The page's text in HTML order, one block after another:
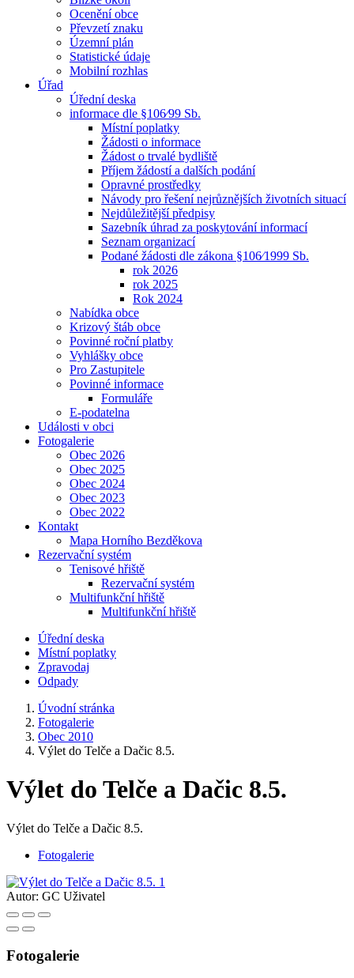
Ocenění obce
Převzetí znaku
Územní plán
Statistické údaje
Mobilní rozhlas
Úřad
Úřední deska
informace dle §106⁄99 Sb.
Místní poplatky
Žádosti o informace
Žádost o trvalé bydliště
Příjem žádostí a dalších podání
Opravné prostředky
Návody pro řešení nejrůznějších životních situací
Nejdůležitější předpisy
Sazebník úhrad za poskytování informací
Seznam organizací
Podané žádosti dle zákona §106⁄1999 Sb.
rok 2026
rok 2025
Rok 2024
Nabídka obce
Krizový štáb obce
Povinné roční platby
Vyhlášky obce
Pro Zastupitele
Povinné informace
Formuláře
E-podatelna
Události v obci
Fotogalerie
Obec 2026
Obec 2025
Obec 2024
Obec 2023
Obec 2022
Kontakt
Mapa Horního Bezděkova
Rezervační systém
Tenisové hřiště
Rezervační systém
Multifunkční hřiště
Multifunkční hřiště
Úřední deska
Místní poplatky
Zpravodaj
Odpady
Úvodní stránka
Fotogalerie
Obec 2010
Výlet do Telče a Dačic 8.5.
Výlet do Telče a Dačic 8.5.
Výlet do Telče a Dačic 8.5.
Fotogalerie
Autor: GC Uživatel
Fotogalerie